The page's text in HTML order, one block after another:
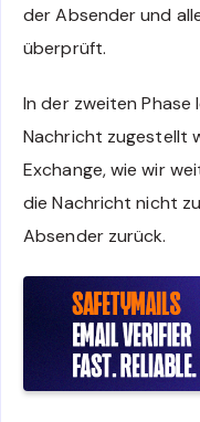
der Absender und
überprüft.
In der zweiten Phase
Nachricht zugestellt
Exchange, wie wir
die Nachricht nicht
Absender zurück.